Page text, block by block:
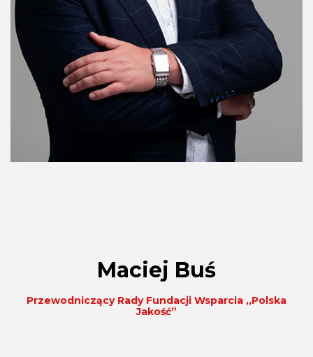
Maciej Buś
Przewodniczący Rady Fundacji Wsparcia ,,Polska
Jakość”